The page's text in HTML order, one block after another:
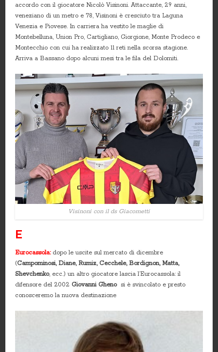
accordo con il giocatore Nicolò Visinoni. Attaccante, 29 anni,
veneziano di un metro e 78, Visinoni è cresciuto tra Laguna
Venezia e Piovese. In carriera ha vestito le maglie di
Montebelluna, Union Pro, Cartigliano, Giorgione, Monte Prodeco e
Montecchio con cui ha realizzato 11 reti nella scorsa stagione.
Arriva a Bassano dopo alcuni mesi tra le fila del Dolomiti.
Visinoni con il ds Giacometti
E
Eurocassola:dopo le uscite sul mercato di dicembre
(Campominosi, Diane, Rumiz, Cecchele, Bordignon, Matta,
Shevchenko, ecc.) un altro giocatore lascia l’Eurocassola: il
difensore del 2002 Giovanni Ghenosi è svincolato e presto
conosceremo la nuova destinazione